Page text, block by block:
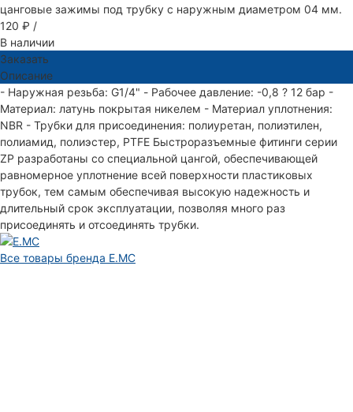
цанговые зажимы под трубку с наружным диаметром 04 мм.
120 ₽ /
В наличии
Заказать
Описание
- Наружная резьба: G1/4" - Рабочее давление: -0,8 ? 12 бар -
Материал: латунь покрытая никелем - Материал уплотнения:
NBR - Трубки для присоединения: полиуретан, полиэтилен,
полиамид, полиэстер, PTFE Быстроразъемные фитинги серии
ZP разработаны со специальной цангой, обеспечивающей
равномерное уплотнение всей поверхности пластиковых
трубок, тем самым обеспечивая высокую надежность и
длительный срок эксплуатации, позволяя много раз
присоединять и отсоединять трубки.
Все товары бренда E.MC